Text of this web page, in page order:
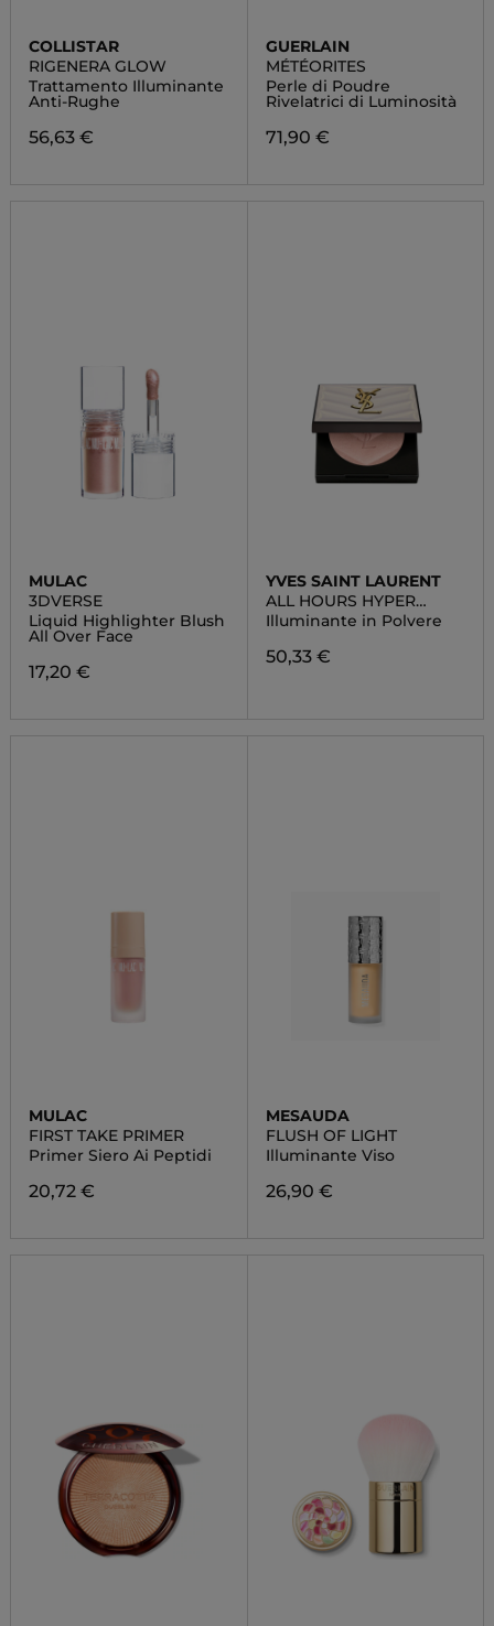
COLLISTAR
RIGENERA GLOW
Trattamento Illuminante
Anti-Rughe
56,63 €
GUERLAIN
MÉTÉORITES
Perle di Poudre
Rivelatrici di Luminosità
71,90 €
MULAC
3DVERSE
Liquid Highlighter Blush
All Over Face
17,20 €
YVES SAINT LAURENT
ALL HOURS HYPER
LUMINIZE
Illuminante in Polvere
50,33 €
MULAC
FIRST TAKE PRIMER
Primer Siero Ai Peptidi
20,72 €
MESAUDA
FLUSH OF LIGHT
Illuminante Viso
26,90 €